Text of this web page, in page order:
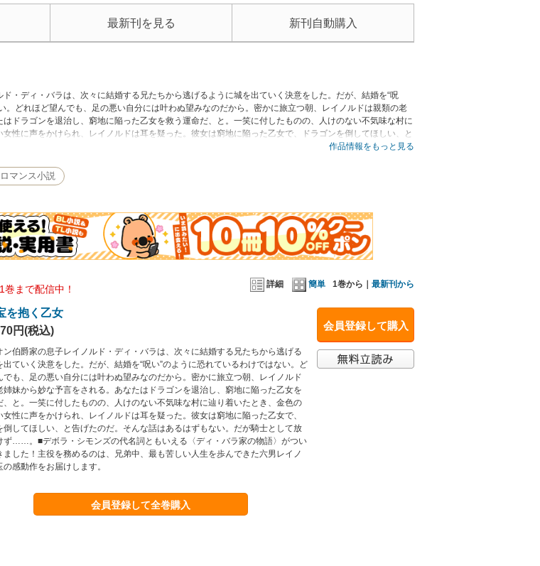
最新刊を見る 新刊自動購入
・ディ・バラは、次々に結婚する兄たちから逃げるように城を出ていく決意をした。だが、結婚を“呪
。どれほど望んでも、足の悪い自分には叶わぬ望みなのだから。密かに旅立つ朝、レイノルドは親類の老
ドラゴンを退治し、窮地に陥った乙女を救う運命だ、と。一笑に付したものの、人けのない不気味な村に
性に声をかけられ、レイノルドは耳を疑った。彼女は窮地に陥った乙女で、ドラゴンを倒してほしい、と
ない。だが騎士として放ってはおけず……。■デボラ・シモンズの代名詞ともいえる〈ディ・バラ家の物
作品情報をもっと見る
マンス小説
詳細 簡単 1巻から｜ 最新刊から
1巻まで配信中！
会員登録して購入
を抱く乙女
円(税込)
ン伯爵家の息子レイノルド・ディ・バラは、次々に結婚する兄たちから逃げる
出ていく決意をした。だが、結婚を“呪い”のように恐れているわけではない。ど
でも、足の悪い自分には叶わぬ望みなのだから。密かに旅立つ朝、レイノルド
姉妹から妙な予言をされる。あなたはドラゴンを退治し、窮地に陥った乙女を
、と。一笑に付したものの、人けのない不気味な村に辿り着いたとき、金色の
女性に声をかけられ、レイノルドは耳を疑った。彼女は窮地に陥った乙女で、
倒してほしい、と告げたのだ。そんな話はあるはずもない。だが騎士として放
ず……。■デボラ・シモンズの代名詞ともいえる〈ディ・バラ家の物語〉がつい
ました！主役を務めるのは、兄弟中、最も苦しい人生を歩んできた六男レイノ
の感動作をお届けします。
会員登録して全巻購入